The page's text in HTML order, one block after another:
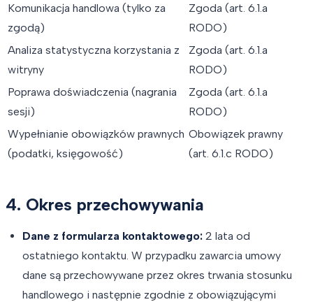
Komunikacja handlowa (tylko za
zgodą)
Zgoda (art. 6.1.a
RODO)
Analiza statystyczna korzystania z
witryny
Zgoda (art. 6.1.a
RODO)
Poprawa doświadczenia (nagrania
sesji)
Zgoda (art. 6.1.a
RODO)
Wypełnianie obowiązków prawnych
(podatki, księgowość)
Obowiązek prawny
(art. 6.1.c RODO)
4. Okres przechowywania
Dane z formularza kontaktowego: 2 lata od
ostatniego kontaktu. W przypadku zawarcia umowy
dane są przechowywane przez okres trwania stosunku
handlowego i następnie zgodnie z obowiązującymi